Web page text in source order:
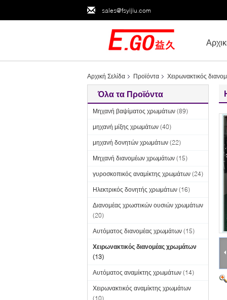
sales@fsyijiu.com
Αρχική Σελίδα Προϊόντα Χειρωνακτικός
Όλα τα Προϊόντα
Μηχανή βαψίματος χρωμάτων (89)
μηχανή μίξης χρωμάτων (40)
μηχανή δονητών χρωμάτων (22)
Μηχανή διανομέων χρωμάτων (15)
γυροσκοπικός αναμίκτης χρωμάτων (24)
Ηλεκτρικός δονητής χρωμάτων (16)
Διανομέας χρωστικών ουσιών χρωμάτων
(20)
Αυτόματος διανομέας χρωμάτων (15)
Χειρωνακτικός διανομέας χρωμάτων
(13)
Αυτόματος αναμίκτης χρωμάτων (14)
Χειρωνακτικός αναμίκτης χρωμάτων
(10)